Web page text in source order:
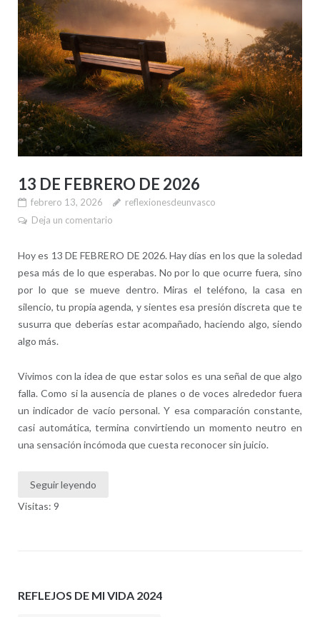
13 DE FEBRERO DE 2026
febrero 13, 2026
reflexionesdeunvasco
Deja un comentario
Hoy es 13 DE FEBRERO DE 2026. Hay días en los que la soledad
pesa más de lo que esperabas. No por lo que ocurre fuera, sino
por lo que se mueve dentro. Miras el teléfono, la casa en
silencio, tu propia agenda, y sientes esa presión discreta que te
susurra que deberías estar acompañado, haciendo algo, siendo
algo más.
Vivimos con la idea de que estar solos es una señal de que algo
falla. Como si la ausencia de planes o de voces alrededor fuera
un indicador de vacío personal. Y esa comparación constante,
casi automática, termina convirtiendo un momento neutro en
una sensación incómoda que cuesta reconocer sin juicio.
Seguir leyendo
Visitas: 9
REFLEJOS DE MI VIDA 2024